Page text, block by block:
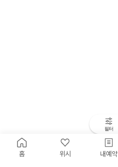
필터
홈 위시 내예약